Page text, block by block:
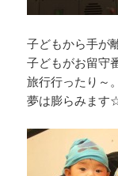
子どもから手が
子どもがお留守
旅行行ったり～。
夢は膨らみます